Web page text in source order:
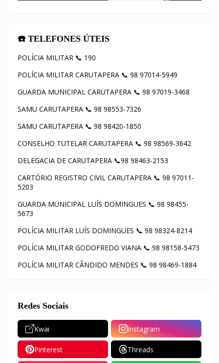
☎️ TELEFONES ÚTEIS
POLÍCIA MILITAR 📞 190
POLÍCIA MILITAR CARUTAPERA 📞 98 97014-5949
GUARDA MUNICIPAL CARUTAPERA 📞 98 97019-3468
SAMU CARUTAPERA 📞 98 98553-7326
SAMU CARUTAPERA 📞 98 98420-1850
CONSELHO TUTELAR CARUTAPERA 📞 98 98569-3642
DELEGACIA DE CARUTAPERA 📞98 98463-2153
CARTÓRIO REGISTRO CIVIL CARUTAPERA 📞 98 97011-
5203
GUARDA MUNICIPAL LUÍS DOMINGUES 📞 98 98455-
5673
POLÍCIA MILITAR LUÍS DOMINGUES 📞 98 98324-8214
POLÍCIA MILITAR GODOFREDO VIANA 📞 98 98158-5473
POLÍCIA MILITAR CÂNDIDO MENDES 📞 98 98469-1884
Redes Sociais
Kwai Instagram
Pinterest Threads